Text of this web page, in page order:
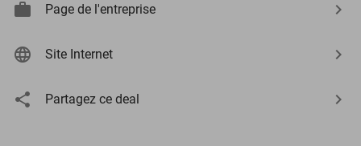
Page de l'entreprise
Site Internet
Partagez ce deal